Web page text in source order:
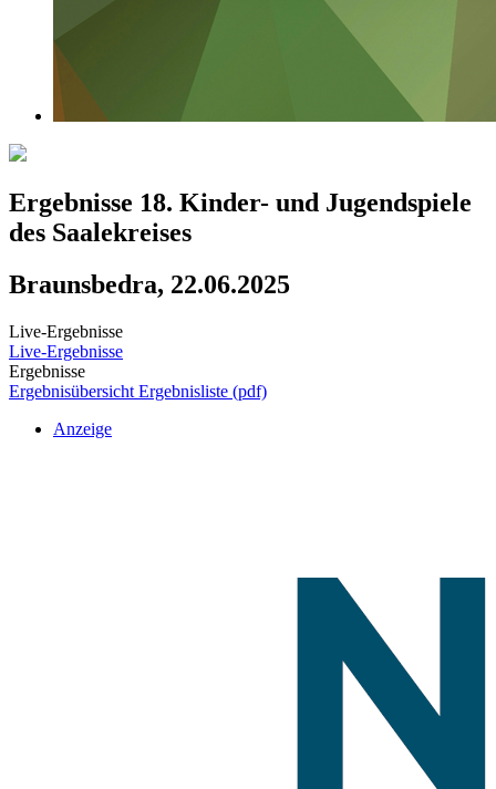
Ergebnisse 18. Kinder- und Jugendspiele
des Saalekreises
Braunsbedra, 22.06.2025
Live-Ergebnisse
Live-Ergebnisse
Ergebnisse
Ergebnisübersicht Ergebnisliste (pdf)
Anzeige